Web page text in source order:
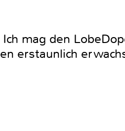
mag den
erstaunlich